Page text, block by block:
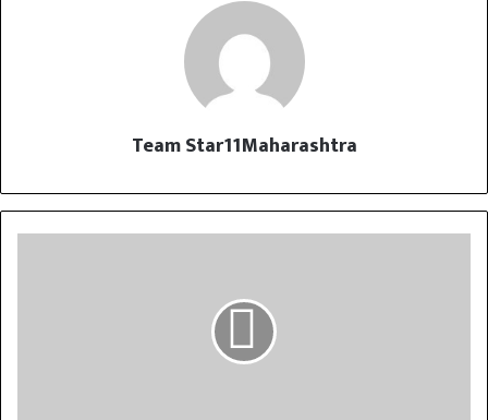
Team Star11Maharashtra